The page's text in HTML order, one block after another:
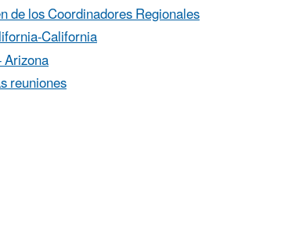
de los Coordinadores Regionales
California
reuniones